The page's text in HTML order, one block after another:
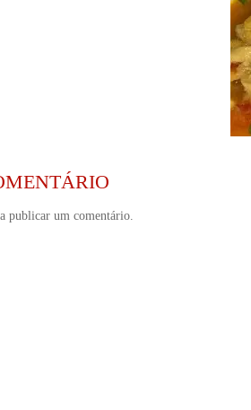
publicar um comentário.